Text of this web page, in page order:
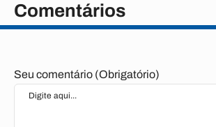
Comentários
Seu comentário (Obrigatório)